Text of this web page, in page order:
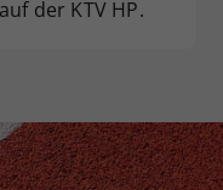
der KTV HP.